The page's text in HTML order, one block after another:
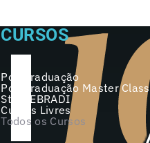
CURSOS
Pós-graduação
Pós-graduação Master Class
Start EBRADI
Cursos Livres
Todos os Cursos